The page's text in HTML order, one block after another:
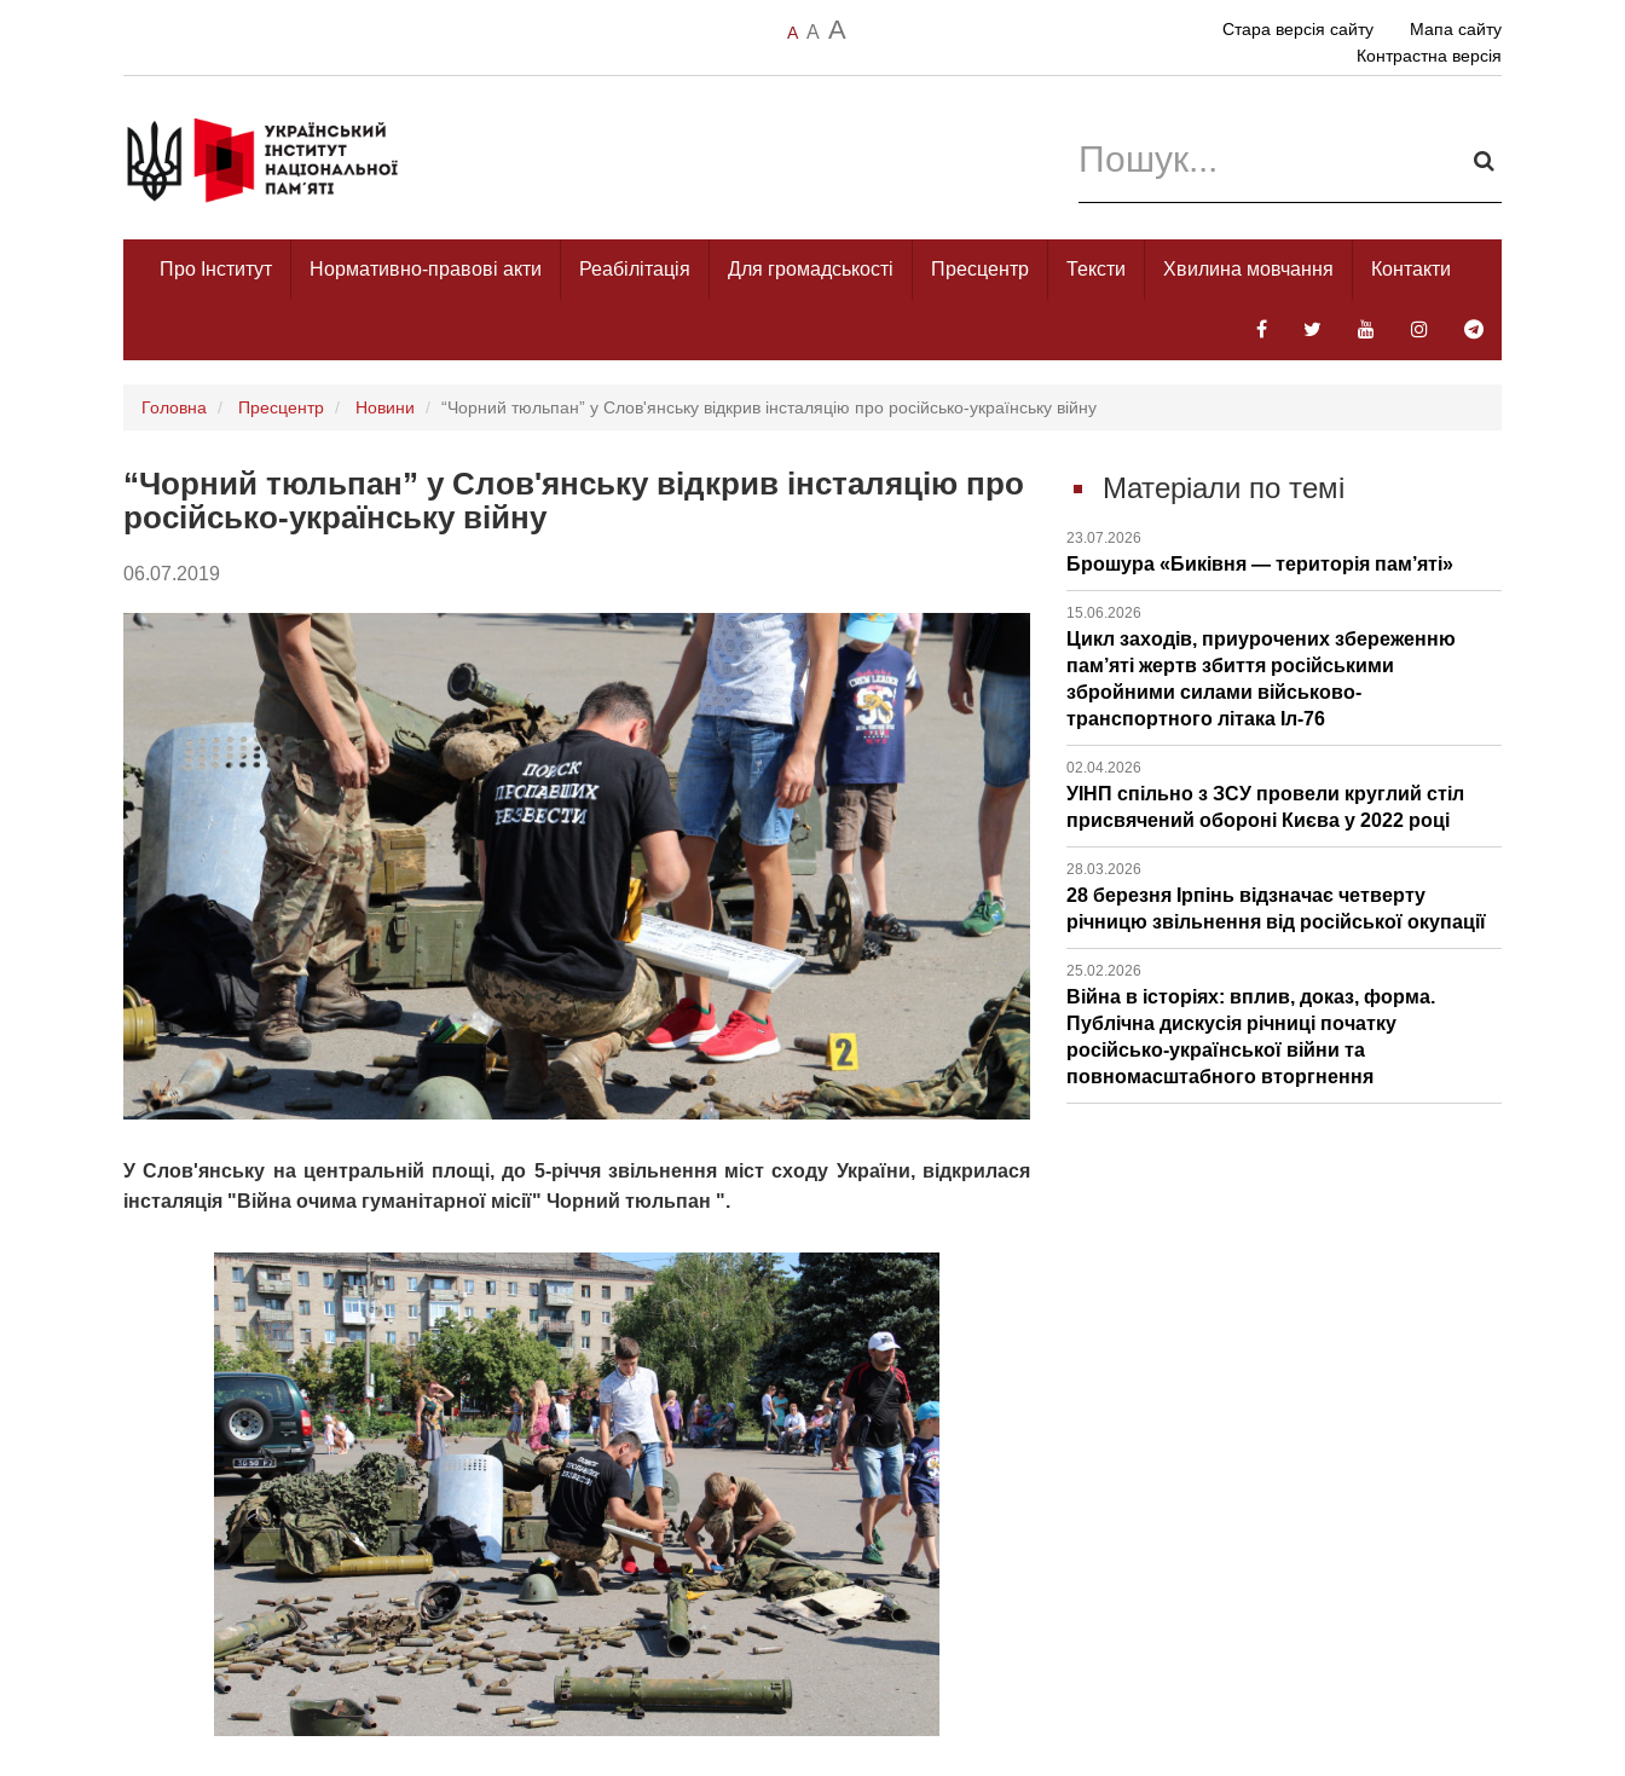
A A A Стара версія сайту
Мапа сайту
Контрастна версія
Про Інститут Нормативно-правові акти Реабілітація Для громадськості Пресцентр Тексти Хвилина мовчання Контакти
Головна Пресцентр Новини “Чорний тюльпан” у Слов'янську відкрив інсталяцію про російсько-українську війну
“Чорний тюльпан” у Слов'янську відкрив інсталяцію про
російсько-українську війну
06.07.2019
У Слов'янську на центральній площі, до 5-річчя звільнення міст сходу України, відкрилася
інсталяція "Війна очима гуманітарної місії" Чорний тюльпан ".
Матеріали по темі
23.07.2026
Брошура «Биківня — територія пам’яті»
15.06.2026
Цикл заходів, приурочених збереженню
пам’яті жертв збиття російськими
збройними силами військово-
транспортного літака Іл-76
02.04.2026
УІНП спільно з ЗСУ провели круглий стіл
присвячений обороні Києва у 2022 році
28.03.2026
28 березня Ірпінь відзначає четверту
річницю звільнення від російської окупації
25.02.2026
Війна в історіях: вплив, доказ, форма.
Публічна дискусія річниці початку
російсько-української війни та
повномасштабного вторгнення